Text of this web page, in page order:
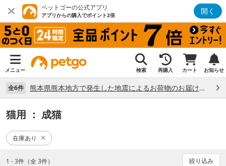
ペットゴーの公式アプリ
アプリからの購入でポイント2倍 開く
メニュー 検索 再購入 カート お知らせ
全6件 熊本県熊本地方で発生した地震によるお荷物のお届け状況について （7/28）
猫用 ： 成猫
在庫あり
1 - 3件（全 3件） 絞り込み